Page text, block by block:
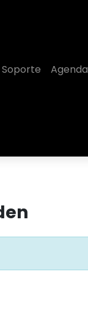
Soporte Agenda